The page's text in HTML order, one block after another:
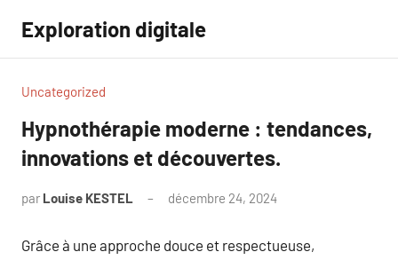
contenu
Exploration digitale
Uncategorized
Hypnothérapie moderne : tendances,
innovations et découvertes.
par Louise KESTEL décembre 24, 2024
Grâce à une approche douce et respectueuse,